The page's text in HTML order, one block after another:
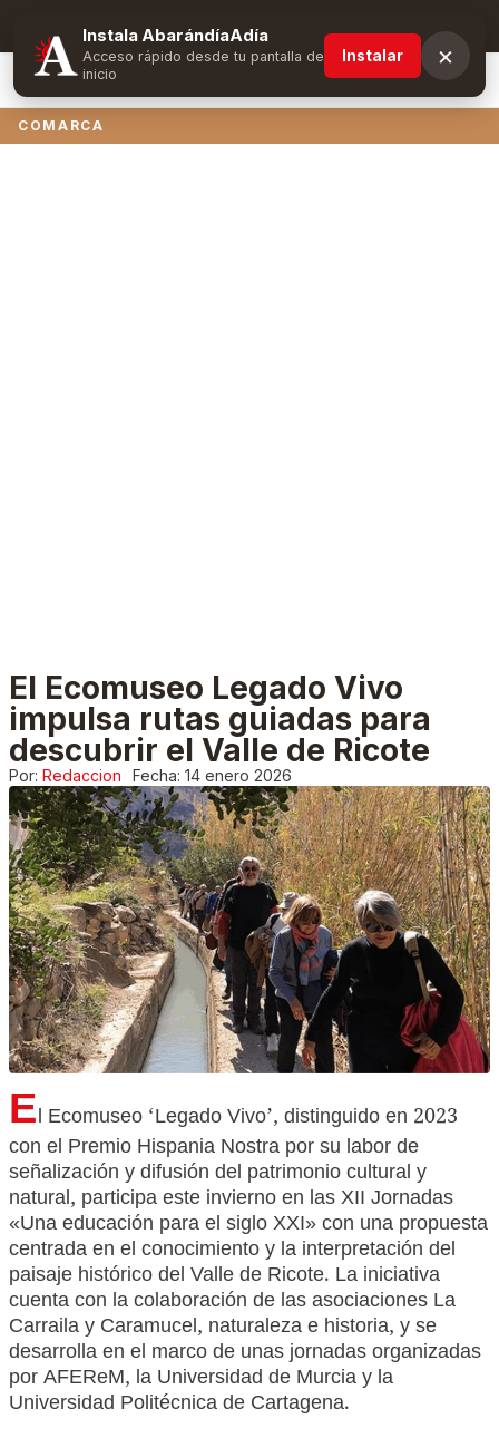
Suscríbete y obtén ventajas exclusivas
COMARCA
El Ecomuseo Legado Vivo
impulsa rutas guiadas para
descubrir el Valle de Ricote
Por: Redaccion Fecha: 14 enero 2026
El Ecomuseo ‘Legado Vivo’, distinguido en 2023
con el Premio Hispania Nostra por su labor de
señalización y difusión del patrimonio cultural y
natural, participa este invierno en las XII Jornadas
«Una educación para el siglo XXI» con una propuesta
centrada en el conocimiento y la interpretación del
paisaje histórico del Valle de Ricote. La iniciativa
cuenta con la colaboración de las asociaciones La
Carraila y Caramucel, naturaleza e historia, y se
desarrolla en el marco de unas jornadas organizadas
por AFEReM, la Universidad de Murcia y la
Universidad Politécnica de Cartagena.
Instala AbarándíaAdía
Acceso rápido desde tu pantalla de
inicio
Instalar ×